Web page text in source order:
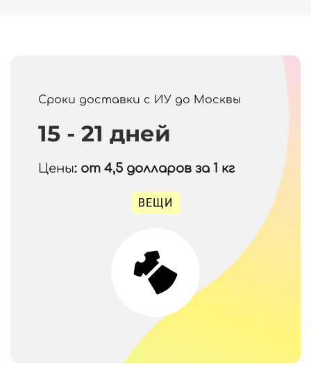
Сроки доставки с ИУ до Москвы
15 - 21 дней
Цены: от 4,5 долларов за 1 кг
ВЕЩИ